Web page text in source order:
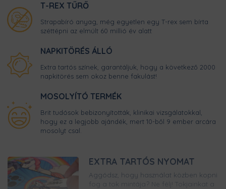
T-REX TŰRŐ
Strapabíró anyag, még egyetlen egy T-rex sem bírta
széttépni az elmúlt 60 millió év alatt
NAPKITÖRÉS ÁLLÓ
Extra tartós színek, garantáljuk, hogy a következő 2000
napkitörés sem okoz benne fakulást!
MOSOLYÍTÓ TERMÉK
Brit tudósok bebizonyították, klinikai vizsgálatokkal,
hogy ez a legjobb ajándék, mert 10-ből 9 ember arcára
mosolyt csal.
EXTRA TARTÓS NYOMAT
Aggódsz, hogy használat közben kopni
fog a tok mintája? Ne félj! Tokjainkat a